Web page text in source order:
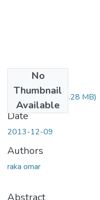
No
Thumbnail
Available
raka Omar.pdf(30.28 MB)
Date
2013-12-09
Authors
raka omar
Abstract